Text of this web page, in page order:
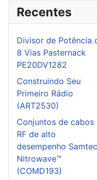
Recentes
Divisor de Potência
8 Vias Pasternack
PE20DV1282
Construindo Seu
Primeiro Rádio
(ART2530)
Conjuntos de cabos
RF de alto
desempenho Samtec
Nitrowave™
(COMD193)